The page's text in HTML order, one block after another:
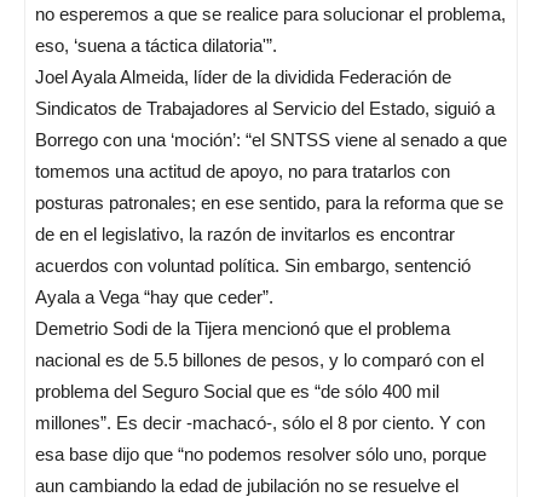
no esperemos a que se realice para solucionar el problema,
eso, ‘suena a táctica dilatoria'”.
Joel Ayala Almeida, líder de la dividida Federación de
Sindicatos de Trabajadores al Servicio del Estado, siguió a
Borrego con una ‘moción’: “el SNTSS viene al senado a que
tomemos una actitud de apoyo, no para tratarlos con
posturas patronales; en ese sentido, para la reforma que se
de en el legislativo, la razón de invitarlos es encontrar
acuerdos con voluntad política. Sin embargo, sentenció
Ayala a Vega “hay que ceder”.
Demetrio Sodi de la Tijera mencionó que el problema
nacional es de 5.5 billones de pesos, y lo comparó con el
problema del Seguro Social que es “de sólo 400 mil
millones”. Es decir -machacó-, sólo el 8 por ciento. Y con
esa base dijo que “no podemos resolver sólo uno, porque
aun cambiando la edad de jubilación no se resuelve el